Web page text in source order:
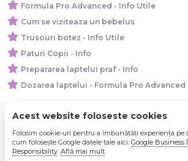
Formula Pro Advanced - Info Utile
Cum se viziteaza un bebelus
Trusouri botez - Info Utile
Paturi Copii - Info
Prepararea laptelui praf - Info
Dozarea laptelui - Formula Pro Advanced
© 2026 Bebe Nou Online
Toate preturile sunt exprimate in lei si
Acest website foloseste cookies
Folosim cookie-uri pentru a îmbunătăți experiența pe
cum folosește Google datele tale aici: Google Business
Responsibility. Află mai mult